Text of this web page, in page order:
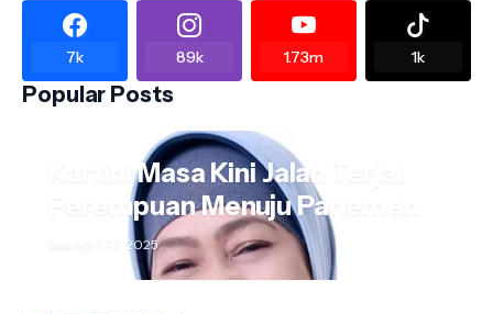
7k 89k 1.73m 1k
Popular Posts
Kartini Masa Kini Jalan Terjal
Perempuan Menuju Parlemen
April 22, 2025